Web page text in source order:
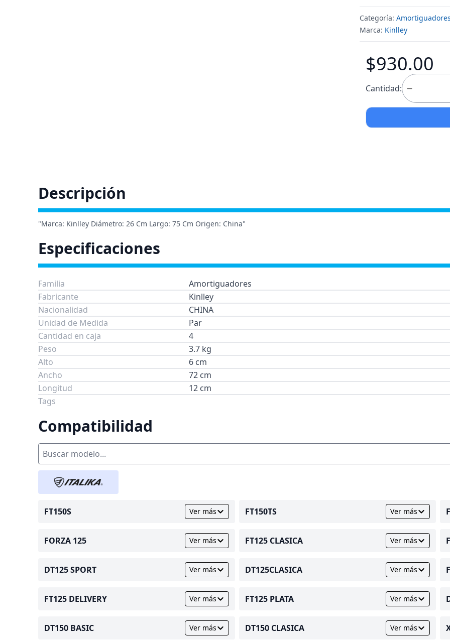
Categoría: Amortiguadores
Marca: Kinlley
$930.00
Cantidad:
Descripción
"Marca: Kinlley Diámetro: 26 Cm Largo: 75 Cm Origen: China"
Especificaciones
Familia
Amortiguadores
Fabricante
Kinlley
Nacionalidad
CHINA
Unidad de Medida
Par
Cantidad en caja
4
Peso
3.7 kg
Alto
6 cm
Ancho
72 cm
Longitud
12 cm
Tags
Compatibilidad
FT150S Ver más FT150TS Ver más
FORZA 125 Ver más FT125 CLASICA Ver más
DT125 SPORT Ver más DT125CLASICA Ver más
FT125 DELIVERY Ver más FT125 PLATA Ver más
DT150 BASIC Ver más DT150 CLASICA Ver más